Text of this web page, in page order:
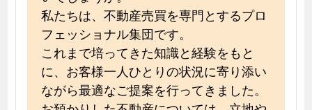
私たちは、不動産売買を専門とするプロ
フェッショナル集団です。
これまで培ってきた知識と経験をもと
に、お客様一人ひとりの状況に寄り添い
ながら最適なご提案を行ってきました。